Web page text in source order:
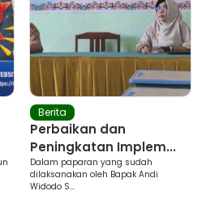
Berita
Perbaikan dan
Peningkatan Implem...
Dalam paparan yang sudah
dilaksanakan oleh Bapak Andi
Widodo S...